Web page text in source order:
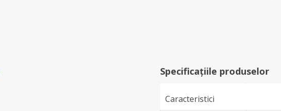
Specificațiile produselor
Caracteristici